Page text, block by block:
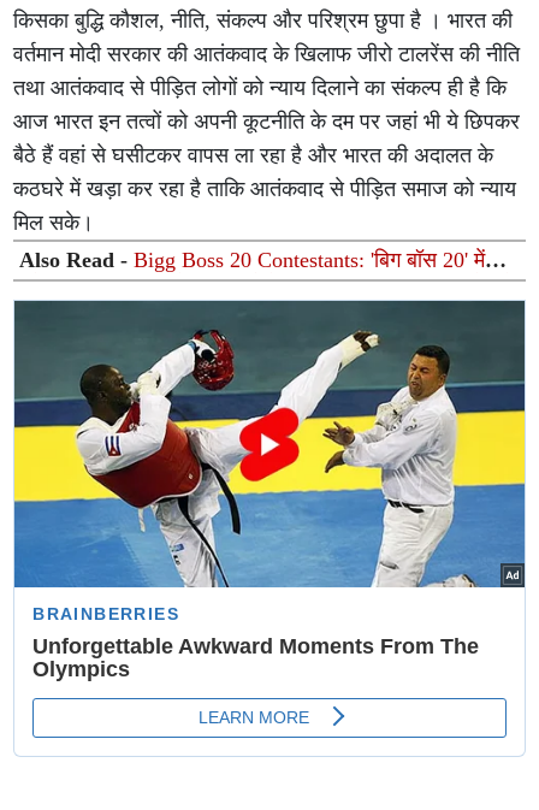
किसका बुद्धि कौशल, नीति, संकल्प और परिश्रम छुपा है । भारत की
वर्तमान मोदी सरकार की आतंकवाद के खिलाफ जीरो टालरेंस की नीति
तथा आतंकवाद से पीड़ित लोगों को न्याय दिलाने का संकल्प ही है कि
आज भारत इन तत्वों को अपनी कूटनीति के दम पर जहां भी ये छिपकर
बैठे हैं वहां से घसीटकर वापस ला रहा है और भारत की अदालत के
कठघरे में खड़ा कर रहा है ताकि आतंकवाद से पीड़ित समाज को न्याय
मिल सके।
Also Read -Bigg Boss 20 Contestants: 'बिग बॉस 20' में
ग्लैमर का तड़का लगाने आ रही हैं ये 2 हसीनाएं! सलमान खान के शो